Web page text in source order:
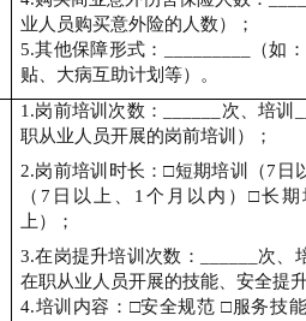
业人员购买意外险的人数）；
5.其他保障形式：
（如
贴、大病互助计划等）。
1.岗前培训次数： 次、培训
职从业人员开展的岗前培训）；
2.岗前培训时长：□短期培训（7 日
（ 7 日以上、 1个月以内） □长
上）；
3.在岗提升培训次数：
次、
在职从业人员开展的技能、安全提
4.培训内容： □安全规范□服务技